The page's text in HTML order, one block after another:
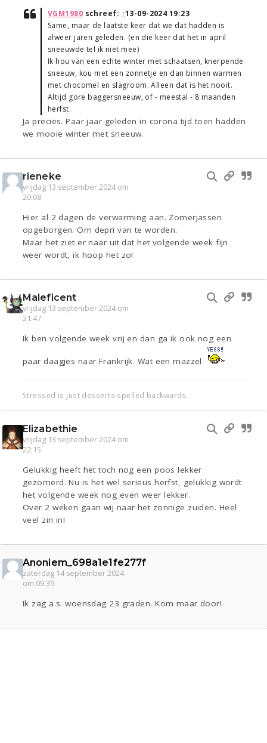
VGM1980 schreef: ↑13-09-2024 19:23
Same, maar de laatste keer dat we dat hadden is
alweer jaren geleden. (en die keer dat het in april
sneeuwde tel ik niet mee)
Ik hou van een echte winter met schaatsen, knerpende
sneeuw, kou met een zonnetje en dan binnen warmen
met chocomel en slagroom. Alleen dat is het nooit.
Altijd gore baggersneeuw, of - meestal - 8 maanden
herfst.
Ja precies. Paar jaar geleden in corona tijd toen hadden
we mooie winter met sneeuw.
rieneke
vrijdag 13 september 2024 om
20:08
Hier al 2 dagen de verwarming aan. Zomerjassen
opgeborgen. Om depri van te worden.
Maar het ziet er naar uit dat het volgende week fijn
weer wordt, ik hoop het zo!
Maleficent
vrijdag 13 september 2024 om
21:47
Ik ben volgende week vrij en dan ga ik ook nog een
paar daagjes naar Frankrijk. Wat een mazzel
Stressed is just desserts spelled backwards
Elizabethie
vrijdag 13 september 2024 om
22:15
Gelukkig heeft het toch nog een poos lekker
gezomerd. Nu is het wel serieus herfst, gelukkig wordt
het volgende week nog even weer lekker.
Over 2 weken gaan wij naar het zonnige zuiden. Heel
veel zin in!
Anoniem_698a1e1fe277f
zaterdag 14 september 2024
om 09:39
Ik zag a.s. woensdag 23 graden. Kom maar door!